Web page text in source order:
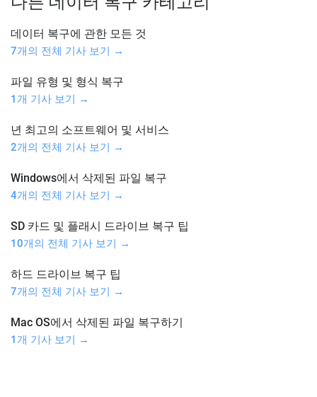
데이터 복구에 관한 모든 것
7개의 전체 기사 보기 →
파일 유형 및 형식 복구
1개 기사 보기 →
년 최고의 소프트웨어 및 서비스
2개의 전체 기사 보기 →
Windows에서 삭제된 파일 복구
4개의 전체 기사 보기 →
SD 카드 및 플래시 드라이브 복구 팁
10개의 전체 기사 보기 →
하드 드라이브 복구 팁
7개의 전체 기사 보기 →
Mac OS에서 삭제된 파일 복구하기
1개 기사 보기 →